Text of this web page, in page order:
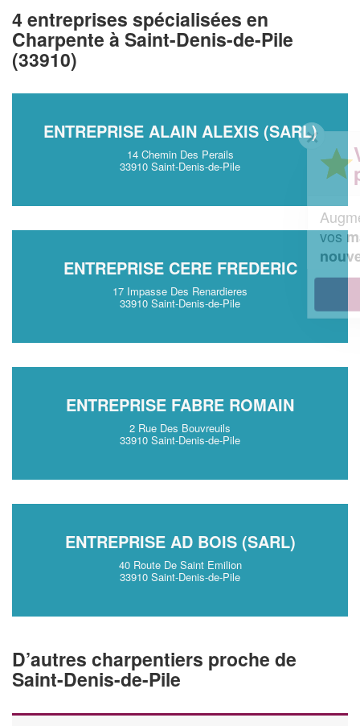
4 entreprises spécialisées en
Charpente à Saint-Denis-de-Pile
(33910)
ENTREPRISE ALAIN ALEXIS (SARL)
14 Chemin Des Perails
33910 Saint-Denis-de-Pile
ENTREPRISE CERE FREDERIC
17 Impasse Des Renardieres
33910 Saint-Denis-de-Pile
ENTREPRISE FABRE ROMAIN
2 Rue Des Bouvreuils
33910 Saint-Denis-de-Pile
ENTREPRISE AD BOIS (SARL)
40 Route De Saint Emilion
33910 Saint-Denis-de-Pile
D’autres charpentiers proche de
Saint-Denis-de-Pile
✕
Vous êtes un
professionnel ?
chiffre d'affaireset
vosmargestout en gagnant de
En savoir plus